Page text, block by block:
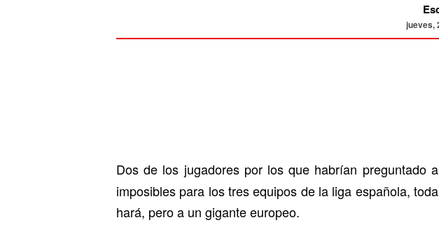
jueves,
Dos de los jugadores por los que habrían preguntado
imposibles para los tres equipos de la liga española,
hará, pero a un gigante europeo.